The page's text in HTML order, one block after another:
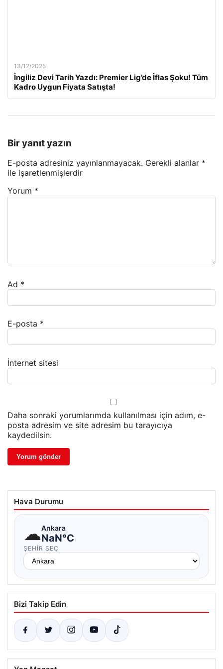
13/12/2025
İngiliz Devi Tarih Yazdı: Premier Lig’de İflas Şoku! Tüm
Kadro Uygun Fiyata Satışta!
Bir yanıt yazın
E-posta adresiniz yayınlanmayacak. Gerekli alanlar *
ile işaretlenmişlerdir
Yorum *
Ad *
E-posta *
İnternet sitesi
Daha sonraki yorumlarımda kullanılması için adım, e-
posta adresim ve site adresim bu tarayıcıya
kaydedilsin.
Hava Durumu
☁Ankara
NaN°C
ŞEHIR SEÇ
Bizi Takip Edin